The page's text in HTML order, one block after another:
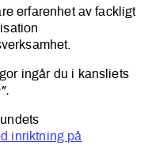
erfarenhet av fackligt
ingår du i kansliets
inriktning på